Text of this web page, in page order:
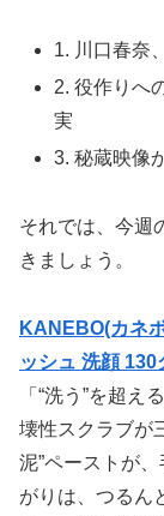
1. 川口春奈
2. 役作りへ
実
3. 秘蔵映像
それでは、今週
きましょう。
KANEBO(カネ
ッシュ 洗顔 130
「“洗う”を超
壊性スクラブが
泥”ペーストが
がりは、つるん